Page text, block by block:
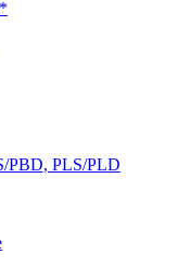
PBD, PLS/PLD